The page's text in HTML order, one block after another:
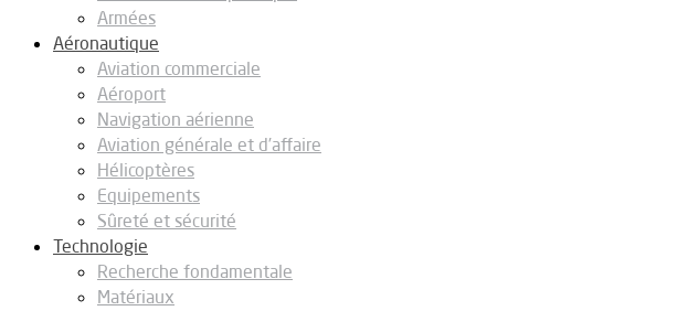
Armées
Aéronautique
Aviation commerciale
Aéroport
Navigation aérienne
Aviation générale et d’affaire
Hélicoptères
Equipements
Sûreté et sécurité
Technologie
Recherche fondamentale
Matériaux